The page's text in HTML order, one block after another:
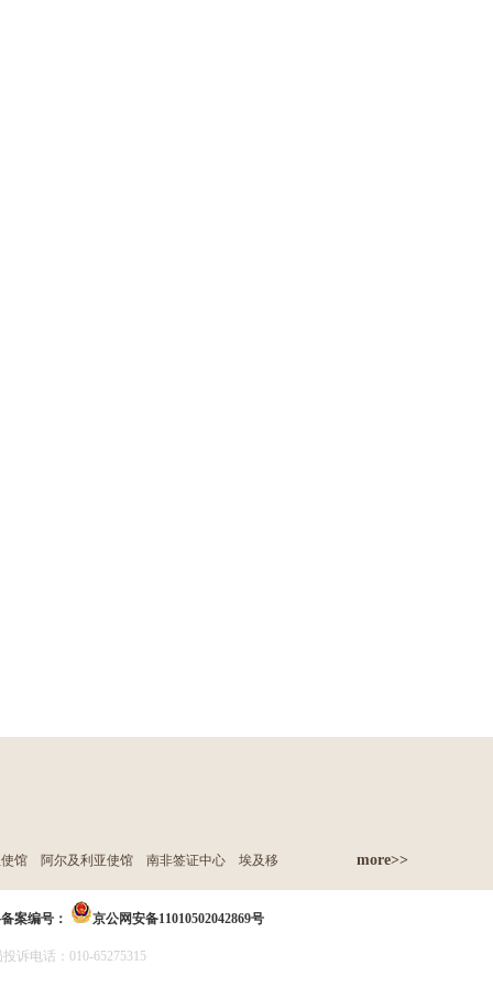
馆 阿尔及利亚使馆 南非签证中心 埃及移 more>>
案编号： 京公网安备11010502042869号
诉电话：010-65275315